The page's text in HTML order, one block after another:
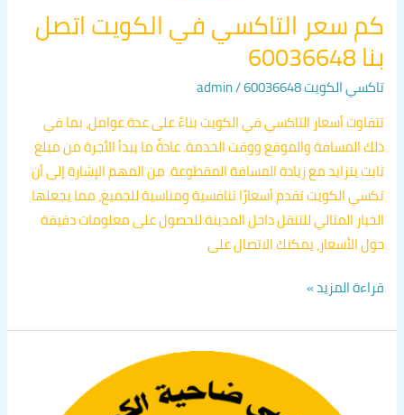
كم سعر التاكسي في الكويت اتصل
بنا 60036648
تاكسي الكويت 60036648 /
admin
تتفاوت أسعار التاكسي في الكويت بناءً على عدة عوامل، بما في
ذلك المسافة والموقع ووقت الخدمة. عادةً ما يبدأ الأجرة من مبلغ
ثابت يتزايد مع زيادة المسافة المقطوعة. من المهم الإشارة إلى أن
تكسي الكويت تقدم أسعارًا تنافسية ومناسبة للجميع، مما يجعلها
الخيار المثالي للتنقل داخل المدينة.للحصول على معلومات دقيقة
حول الأسعار، يمكنك الاتصال على
قراءة المزيد »